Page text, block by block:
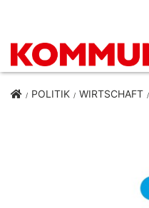
POLITIK WIRTSCHAFT